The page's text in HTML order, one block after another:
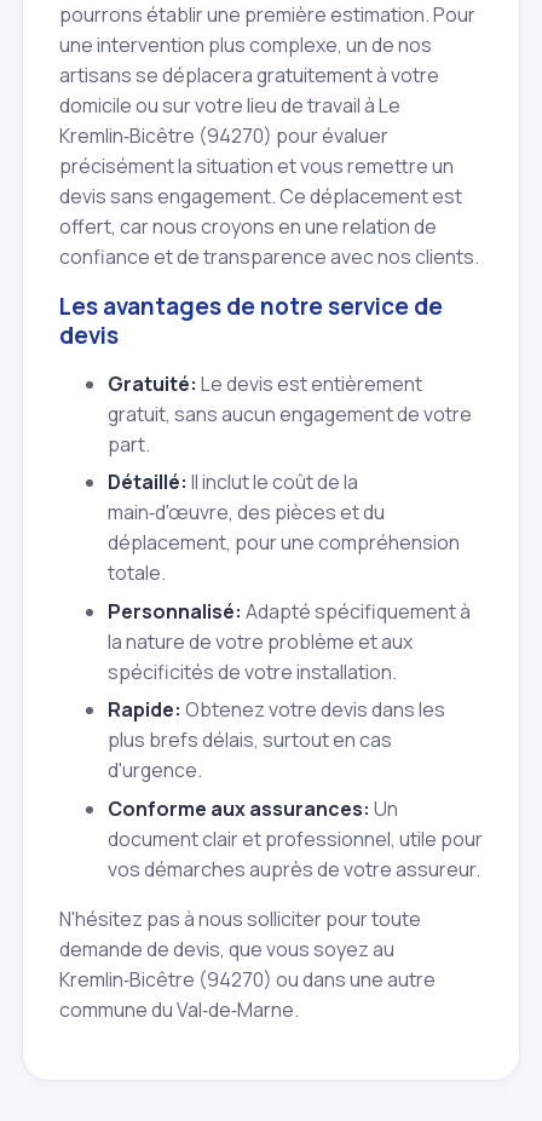
pourrons établir une première estimation. Pour
une intervention plus complexe, un de nos
artisans se déplacera gratuitement à votre
domicile ou sur votre lieu de travail à Le
Kremlin‑Bicêtre (94270) pour évaluer
précisément la situation et vous remettre un
devis sans engagement. Ce déplacement est
offert, car nous croyons en une relation de
confiance et de transparence avec nos clients.
Les avantages de notre service de
devis
Gratuité: Le devis est entièrement
gratuit, sans aucun engagement de votre
part.
Détaillé: Il inclut le coût de la
main‑d'œuvre, des pièces et du
déplacement, pour une compréhension
totale.
Personnalisé: Adapté spécifiquement à
la nature de votre problème et aux
spécificités de votre installation.
Rapide: Obtenez votre devis dans les
plus brefs délais, surtout en cas
d'urgence.
Conforme aux assurances: Un
document clair et professionnel, utile pour
vos démarches auprès de votre assureur.
N'hésitez pas à nous solliciter pour toute
demande de devis, que vous soyez au
Kremlin‑Bicêtre (94270) ou dans une autre
commune du Val‑de‑Marne.